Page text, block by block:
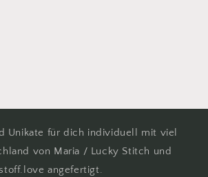
Unikate für dich individuell mit viel
von Maria / Lucky Stitch und
angefertigt.